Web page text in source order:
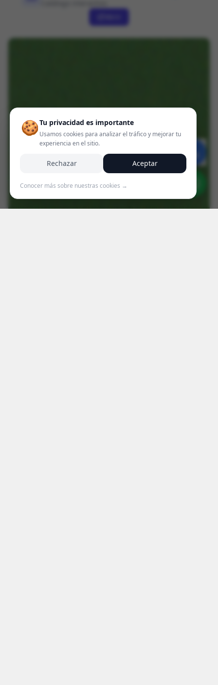
🍪Tu privacidad es importante
Usamos cookies para analizar el tráfico y mejorar tu
experiencia en el sitio.
Rechazar Aceptar
Conocer más sobre nuestras cookies →